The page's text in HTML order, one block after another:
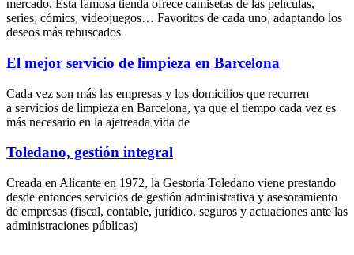
mercado. Esta famosa tienda ofrece camisetas de las películas,
series, cómics, videojuegos… Favoritos de cada uno, adaptando los
deseos más rebuscados
El mejor servicio de limpieza en Barcelona
Cada vez son más las empresas y los domicilios que recurren
a servicios de limpieza en Barcelona, ya que el tiempo cada vez es
más necesario en la ajetreada vida de
Toledano, gestión integral
Creada en Alicante en 1972, la Gestoría Toledano viene prestando
desde entonces servicios de gestión administrativa y asesoramiento
de empresas (fiscal, contable, jurídico, seguros y actuaciones ante las
administraciones públicas)